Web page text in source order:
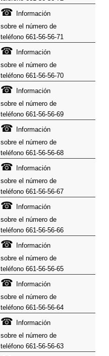
☎
Información
sobre el número de
teléfono 661-56-56-71
☎
Información
sobre el número de
teléfono 661-56-56-70
☎
Información
sobre el número de
teléfono 661-56-56-69
☎
Información
sobre el número de
teléfono 661-56-56-68
☎
Información
sobre el número de
teléfono 661-56-56-67
☎
Información
sobre el número de
teléfono 661-56-56-66
☎
Información
sobre el número de
teléfono 661-56-56-65
☎
Información
sobre el número de
teléfono 661-56-56-64
☎
Información
sobre el número de
teléfono 661-56-56-63